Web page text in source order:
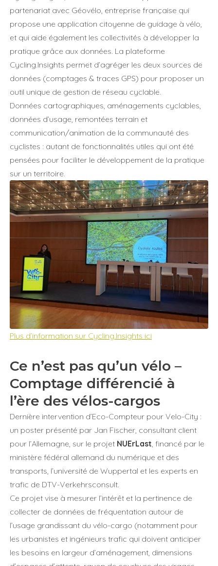
partenariat avec Géovélo, entreprise française qui
propose une application citoyenne de guidage à vélo,
et qui aide également les collectivités à développer la
pratique grâce aux données. La plateforme
Cycling.Insights permet d’agréger les deux sources de
données (comptages & traces GPS) pour proposer un
outil unique de gestion de réseau cyclable.
Données cartographiques, aménagements cyclables,
données d’usage, remontées terrain et
communication/animation de la communauté des
cyclistes : autant de fonctionnalités utiles qui ont été
pensées pour faciliter le développement de la pratique
sur un territoire.
Plus d’information sur Cycling.Insights ici
Ce n’est pas qu’un vélo –
Comptage différencié à
l’ère des vélos-cargos
Dernière intervention d’Eco-Compteur pour Velo-City :
un poster présenté par Jan Fischer, consultant client
pour l’Allemagne, sur le projet NUErLast, financé par le
ministère fédéral allemand du numérique et des
transports, l’université de Wuppertal et les experts en
trafic de DTV-Verkehrsconsult.
Ce projet vise à mesurer l’intérêt et la pertinence de
collecter de données de fréquentation autour de
l’usage grandissant du vélo-cargo (notamment pour
les urbanistes et ingénieurs trafic qui doivent anticiper
les besoins en largeur d’aménagement, dimensions